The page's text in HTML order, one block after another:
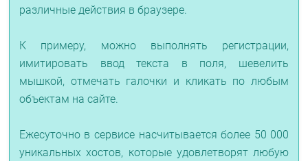
различные действия в браузере.
К примеру, можно выполнять регистрации,
имитировать ввод текста в поля, шевелить
мышкой, отмечать галочки и кликать по любым
объектам на сайте.
Ежесуточно в сервисе насчитывается более 50 000
уникальных хостов, которые удовлетворят любую